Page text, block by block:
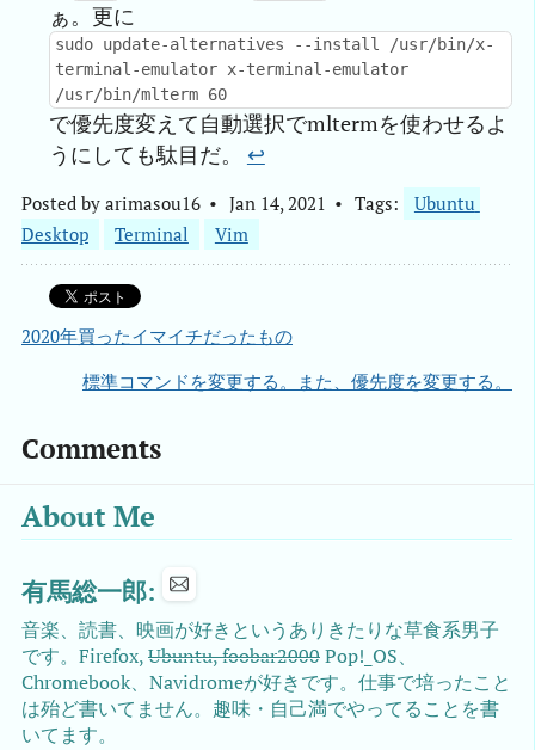
ぁ。更に
sudo update-alternatives --install /usr/bin/x-
terminal-emulator x-terminal-emulator
/usr/bin/mlterm 60
で優先度変えて自動選択でmltermを使わせるよ
うにしても駄目だ。 ↩︎
Posted by arimasou16 Jan 14, 2021 Tags:
Ubuntu
Desktop
Terminal Vim
2020年買ったイマイチだったもの
標準コマンドを変更する。また、優先度を変更する。
Comments
About Me
有馬総一郎:
音楽、読書、映画が好きというありきたりな草食系男子
です。Firefox,Ubuntu, foobar2000Pop!_OS、
Chromebook、Navidromeが好きです。仕事で培ったこと
は殆ど書いてません。趣味・自己満でやってることを書
いてます。